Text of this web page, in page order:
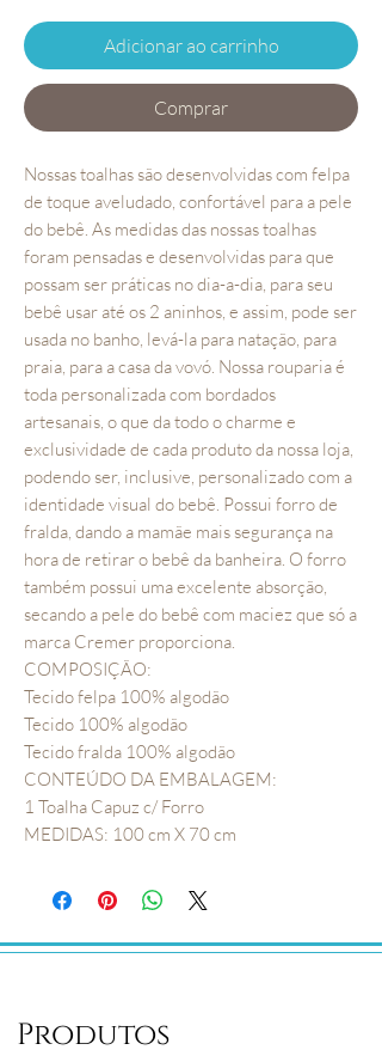
Adicionar ao carrinho
Comprar
Nossas toalhas são desenvolvidas com felpa
de toque aveludado, confortável para a pele
do bebê. As medidas das nossas toalhas
foram pensadas e desenvolvidas para que
possam ser práticas no dia-a-dia, para seu
bebê usar até os 2 aninhos, e assim, pode ser
usada no banho, levá-la para natação, para
praia, para a casa da vovó. Nossa rouparia é
toda personalizada com bordados
artesanais, o que da todo o charme e
exclusividade de cada produto da nossa loja,
podendo ser, inclusive, personalizado com a
identidade visual do bebê. Possui forro de
fralda, dando a mamãe mais segurança na
hora de retirar o bebê da banheira. O forro
também possui uma excelente absorção,
secando a pele do bebê com maciez que só a
marca Cremer proporciona.
COMPOSIÇÃO:
Tecido felpa 100% algodão
Tecido 100% algodão
Tecido fralda 100% algodão
CONTEÚDO DA EMBALAGEM:
1 Toalha Capuz c/ Forro
MEDIDAS: 100 cm X 70 cm
Produtos